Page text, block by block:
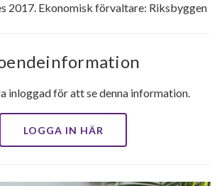
2017. Ekonomisk förvaltare: Riksbyggen
inloggad för att se denna information.
LOGGA IN HÄR